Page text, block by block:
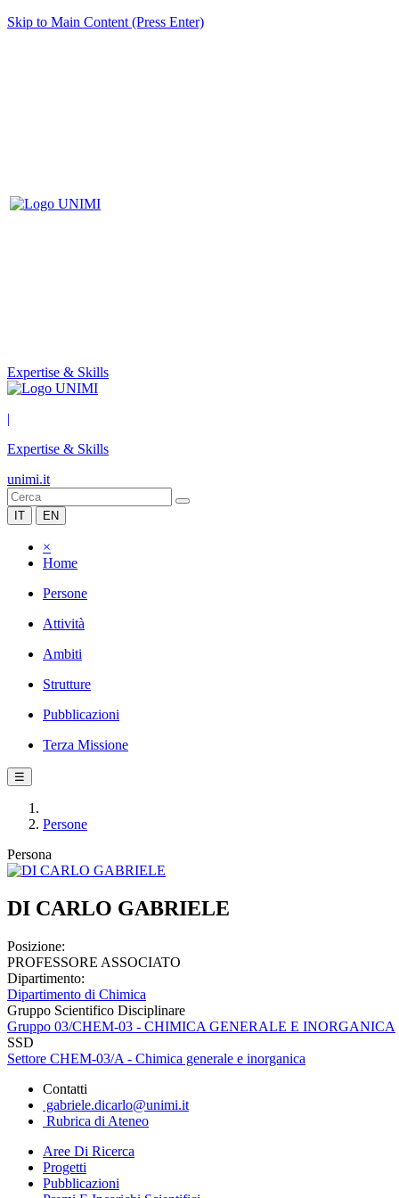
Skip to Main Content (Press Enter)
Expertise & Skills
|
Expertise & Skills
unimi.it
IT EN
×
Home
Persone
Attività
Ambiti
Strutture
Pubblicazioni
Terza Missione
☰
Persone
Persona
DI CARLO GABRIELE
Posizione:
PROFESSORE ASSOCIATO
Dipartimento:
Dipartimento di Chimica
Gruppo Scientifico Disciplinare
Gruppo 03/CHEM-03 - CHIMICA GENERALE E INORGANICA
SSD
Settore CHEM-03/A - Chimica generale e inorganica
Contatti
gabriele.dicarlo@unimi.it
Rubrica di Ateneo
Aree Di Ricerca
Progetti
Pubblicazioni